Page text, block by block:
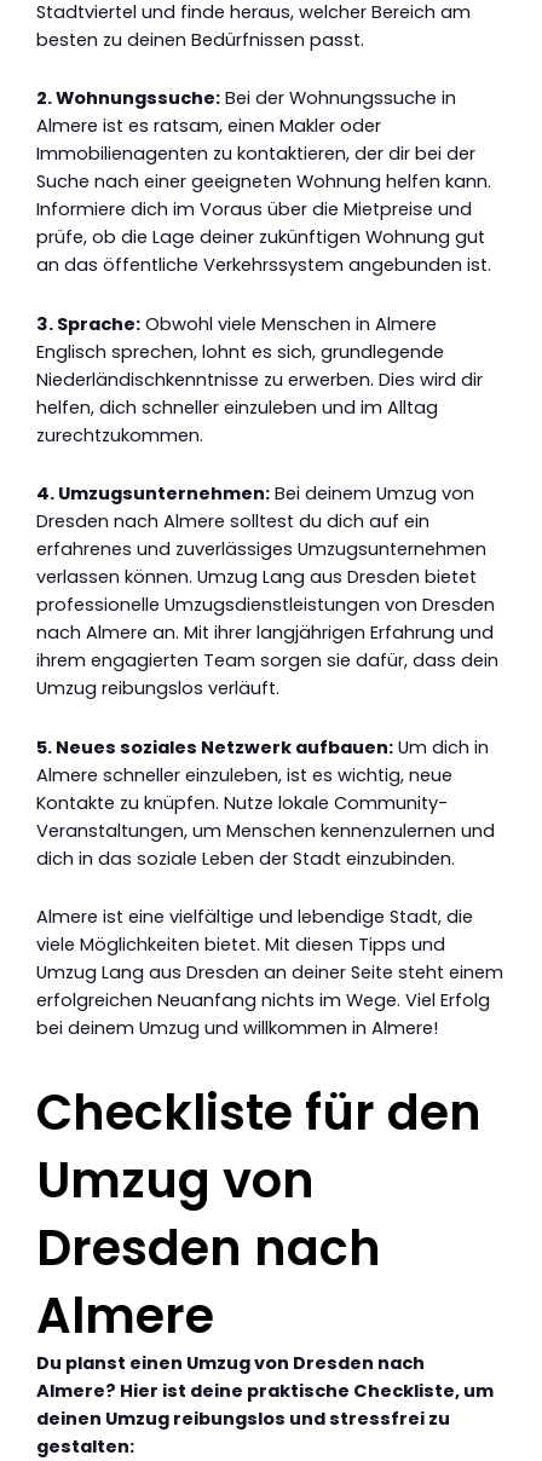
Stadtviertel und finde heraus, welcher Bereich am
besten zu deinen Bedürfnissen passt.
2. Wohnungssuche: Bei der Wohnungssuche in
Almere ist es ratsam, einen Makler oder
Immobilienagenten zu kontaktieren, der dir bei der
Suche nach einer geeigneten Wohnung helfen kann.
Informiere dich im Voraus über die Mietpreise und
prüfe, ob die Lage deiner zukünftigen Wohnung gut
an das öffentliche Verkehrssystem angebunden ist.
3. Sprache: Obwohl viele Menschen in Almere
Englisch sprechen, lohnt es sich, grundlegende
Niederländischkenntnisse zu erwerben. Dies wird dir
helfen, dich schneller einzuleben und im Alltag
zurechtzukommen.
4. Umzugsunternehmen: Bei deinem Umzug von
Dresden nach Almere solltest du dich auf ein
erfahrenes und zuverlässiges Umzugsunternehmen
verlassen können. Umzug Lang aus Dresden bietet
professionelle Umzugsdienstleistungen von Dresden
nach Almere an. Mit ihrer langjährigen Erfahrung und
ihrem engagierten Team sorgen sie dafür, dass dein
Umzug reibungslos verläuft.
5. Neues soziales Netzwerk aufbauen: Um dich in
Almere schneller einzuleben, ist es wichtig, neue
Kontakte zu knüpfen. Nutze lokale Community-
Veranstaltungen, um Menschen kennenzulernen und
dich in das soziale Leben der Stadt einzubinden.
Almere ist eine vielfältige und lebendige Stadt, die
viele Möglichkeiten bietet. Mit diesen Tipps und
Umzug Lang aus Dresden an deiner Seite steht einem
erfolgreichen Neuanfang nichts im Wege. Viel Erfolg
bei deinem Umzug und willkommen in Almere!
Checkliste für den
Umzug von
Dresden nach
Almere
Du planst einen Umzug von Dresden nach
Almere? Hier ist deine praktische Checkliste, um
deinen Umzug reibungslos und stressfrei zu
gestalten: